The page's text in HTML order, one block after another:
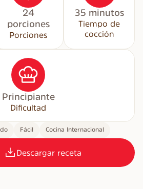
Porciones
24
porciones
Tiempo de
cocción
35 minutos
Dificultad
Principiante
Fácil Cocina Internacional
Descargar receta